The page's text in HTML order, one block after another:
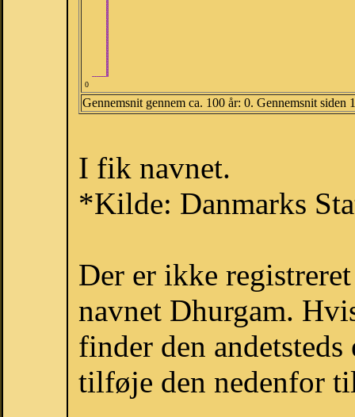
0
Gennemsnit gennem ca. 100 år: 0. Gennemsnit siden
I fik navnet.
*Kilde: Danmarks
Der er ikke
navnet Dhurgam.
finder den
tilføje den nedenfor